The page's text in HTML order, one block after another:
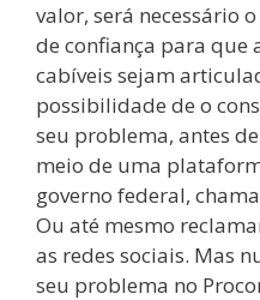
valor, será necessário
de confiança para que
cabíveis sejam
possibilidade de o
seu problema, antes
meio de uma
governo federal,
Ou até mesmo
as redes sociais. Mas
seu problema no